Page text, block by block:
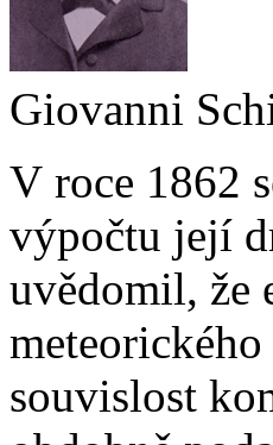
Giovanni
V roce 1862
výpočtu její
uvědomil, že
souvislost